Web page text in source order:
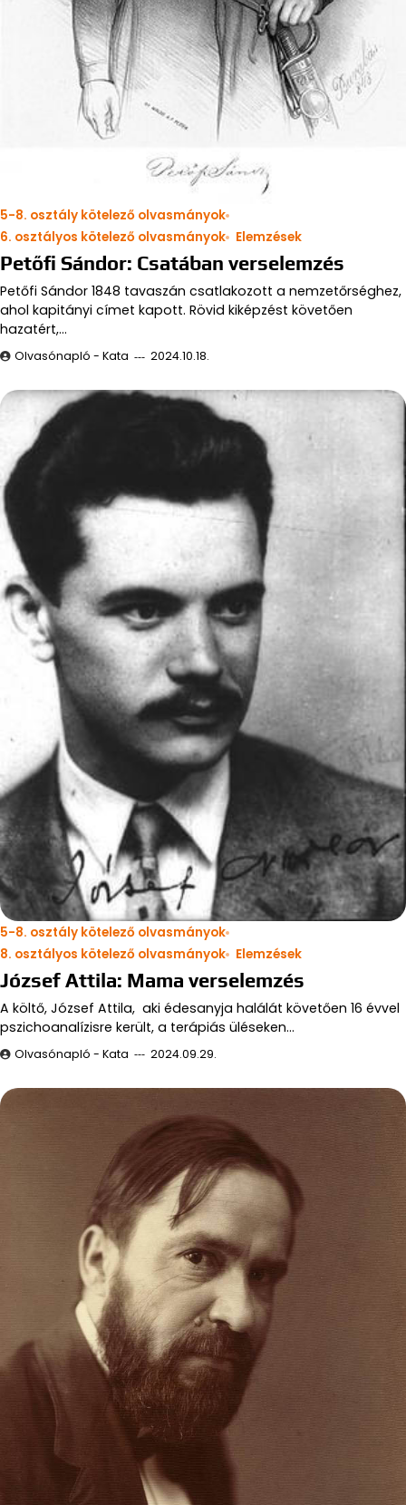
5-8. osztály kötelező olvasmányok
6. osztályos kötelező olvasmányok
Elemzések
Petőfi Sándor: Csatában verselemzés
Petőfi Sándor 1848 tavaszán csatlakozott a nemzetőrséghez,
ahol kapitányi címet kapott. Rövid kiképzést követően
hazatért,…
Olvasónapló - Kata 2024.10.18.
5-8. osztály kötelező olvasmányok
8. osztályos kötelező olvasmányok
Elemzések
József Attila: Mama verselemzés
A költő, József Attila, aki édesanyja halálát követően 16 évvel
pszichoanalízisre került, a terápiás üléseken…
Olvasónapló - Kata 2024.09.29.